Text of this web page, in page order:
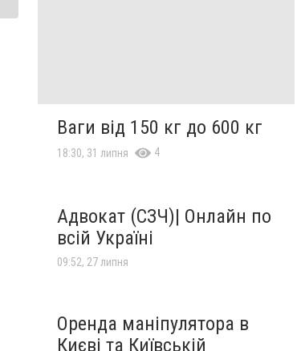
Ваги від 150 кг до 600 кг
18:30, 31 липня 4
Адвокат (СЗЧ)| Онлайн по
всій Україні
09:52, 27 липня
Оренда маніпулятора в
Києві та Київській